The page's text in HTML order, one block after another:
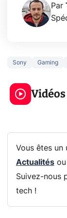
Par
Sony Gaming
Vidéos
5
jeux
Vous êtes un
Actualitésou
Suivez-nous
tech !